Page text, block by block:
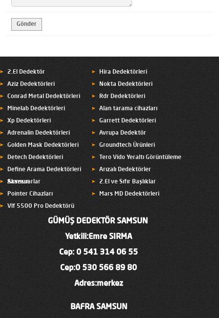
2.El Dedektör Hira Dedektörleri
Aziz Dedektörleri Nokta Dedektörleri
Conrad Metal Dedektörleri Rdr Dedektörleri
Minelab Dedektörleri Alan tarama cihazları
Xp Dedektörleri Garrett Dedektörleri
Adrenalin Dedektörleri Avrupa Dedektör
Golden Mask Dedektörleri Groundtech Ürünleri
Detech Dedektörleri Tero Vido Yeraltı Görüntüleme
Define Arama Dedektörleri
Samsun
Arızalı Dedektörler
Aksesuarlar 2.El ve Sıfır Başlıklar
Pointer Cihazları Mars MD Dedektörleri
Vlf 5500 Pro Dedektörü
GÜMÜŞ DEDEKTÖR SAMSUN
Yetkili:Emre SIRMA
Cep:0 541 314 06 55
Cep:0 530 566 89 80
Adres:merkez
BAFRA SAMSUN